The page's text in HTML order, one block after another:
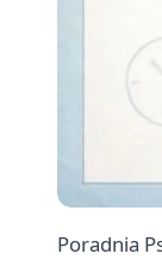
Poradnia